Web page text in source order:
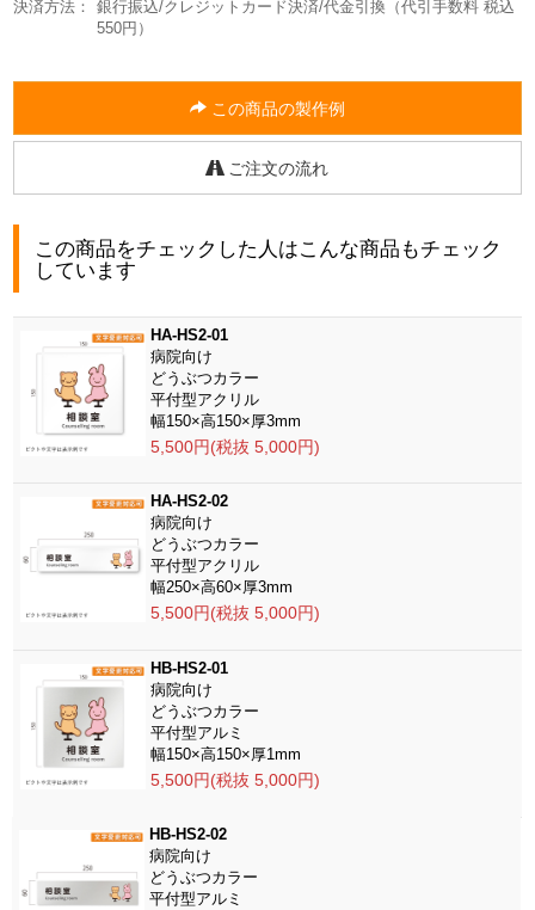
決済方法：
銀行振込/クレジットカード決済/代金引換（代引手数料 税込
550円）
この商品の製作例
ご注文の流れ
この商品をチェックした人はこんな商品もチェック
しています
HA-HS2-01
病院向け
どうぶつカラー
平付型アクリル
幅150×高150×厚3mm
5,500円(税抜 5,000円)
HA-HS2-02
病院向け
どうぶつカラー
平付型アクリル
幅250×高60×厚3mm
5,500円(税抜 5,000円)
HB-HS2-01
病院向け
どうぶつカラー
平付型アルミ
幅150×高150×厚1mm
5,500円(税抜 5,000円)
HB-HS2-02
病院向け
どうぶつカラー
平付型アルミ